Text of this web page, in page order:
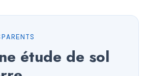
étude de sol